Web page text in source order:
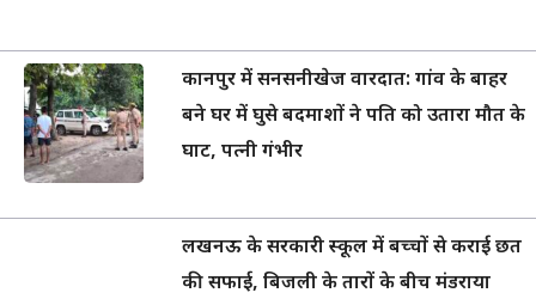
कानपुर में सनसनीखेज वारदात: गांव के बाहर
बने घर में घुसे बदमाशों ने पति को उतारा मौत के
घाट, पत्नी गंभीर
लखनऊ के सरकारी स्कूल में बच्चों से कराई छत
की सफाई, बिजली के तारों के बीच मंडराया